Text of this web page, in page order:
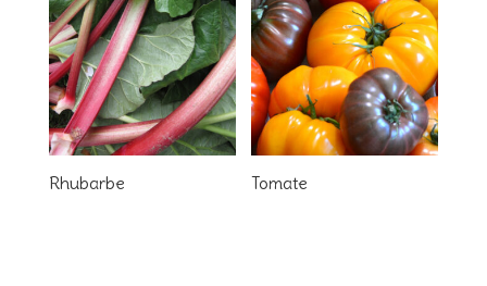
Rhubarbe Tomate